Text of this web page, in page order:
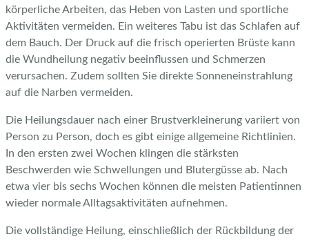
körperliche Arbeiten, das Heben von Lasten und sportliche
Aktivitäten vermeiden. Ein weiteres Tabu ist das Schlafen auf
dem Bauch. Der Druck auf die frisch operierten Brüste kann
die Wundheilung negativ beeinflussen und Schmerzen
verursachen. Zudem sollten Sie direkte Sonneneinstrahlung
auf die Narben vermeiden.
Die Heilungsdauer nach einer Brustverkleinerung variiert von
Person zu Person, doch es gibt einige allgemeine Richtlinien.
In den ersten zwei Wochen klingen die stärksten
Beschwerden wie Schwellungen und Blutergüsse ab. Nach
etwa vier bis sechs Wochen können die meisten Patientinnen
wieder normale Alltagsaktivitäten aufnehmen.
Die vollständige Heilung, einschließlich der Rückbildung der